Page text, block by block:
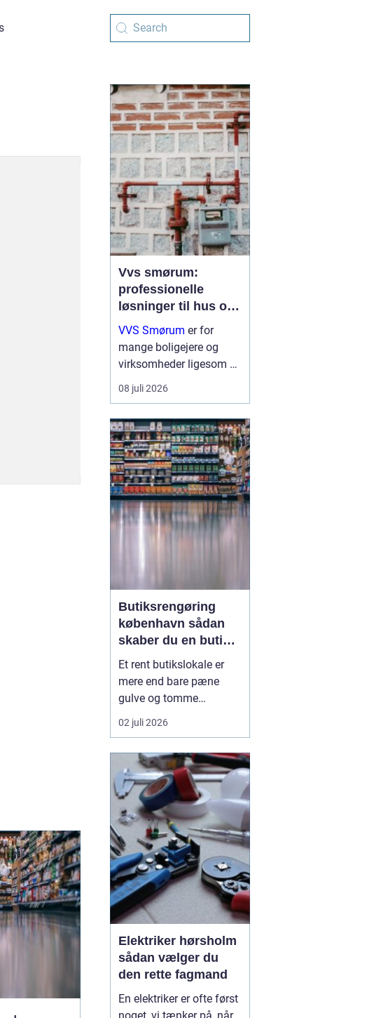
Vvs smørum:
professionelle
løsninger til hus og
erhverv
VVS Smørum er for
mange boligejere og
virksomheder ligesom en
tryg livline, når vand,
varme eller afløb driller.
kun om rør og ventiler,
men om sikkerhed,
komfort og en ...
08 juli 2026
Butiksrengøring
københavn sådan
skaber du en butik,
kunderne har lyst til
at komme tilbage til
Et rent butikslokale er
mere end bare pæne
gulve og tomme
skraldespande.
Rengøringen påvirker
førstehåndsindtryk, hvor
længe de bliver i
butikken, og om de
vælger at komme igen.
Særligt i en
konkurrencepræget by
som København kan
målrettet ...
02 juli 2026
Elektriker hørsholm
sådan vælger du
den rette fagmand
En elektriker er ofte først